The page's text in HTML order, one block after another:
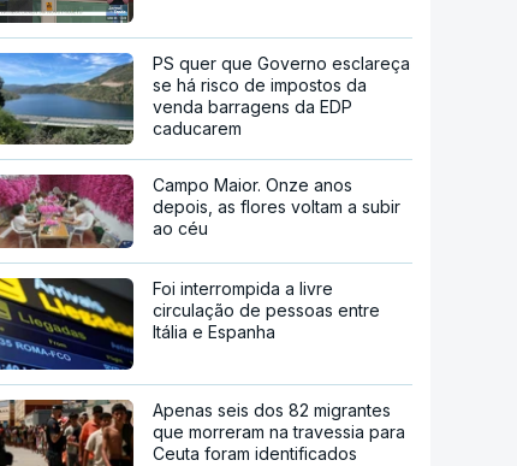
PS quer que Governo esclareça
se há risco de impostos da
venda barragens da EDP
caducarem
Campo Maior. Onze anos
depois, as flores voltam a subir
ao céu
Foi interrompida a livre
circulação de pessoas entre
Itália e Espanha
Apenas seis dos 82 migrantes
que morreram na travessia para
Ceuta foram identificados